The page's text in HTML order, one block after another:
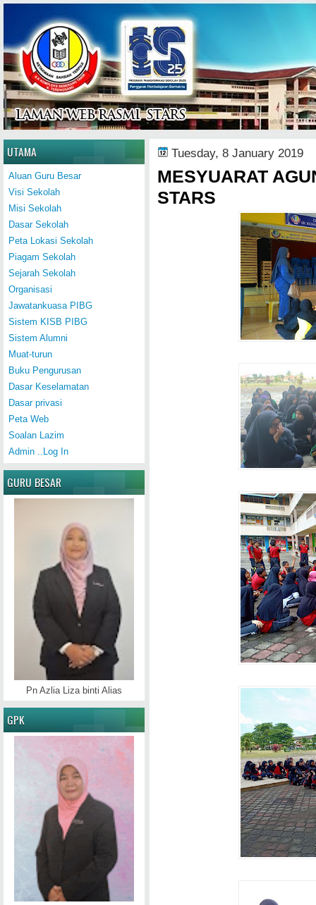
Home
Tuesday, 8 January 2019
MESYUARAT
STARS
UTAMA
Aluan Guru Besar
Visi Sekolah
Misi Sekolah
Dasar Sekolah
Peta Lokasi Sekolah
Piagam Sekolah
Sejarah Sekolah
Organisasi
Jawatankuasa PIBG
Sistem KISB PIBG
Sistem Alumni
Muat-turun
Buku Pengurusan
Dasar Keselamatan
Dasar privasi
Peta Web
Soalan Lazim
Admin ..Log In
GURU BESAR
Pn Azlia Liza binti Alias
GPK